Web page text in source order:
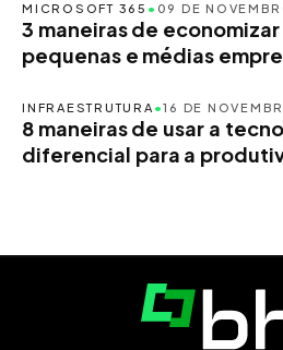
MICROSOFT 365 • 09 DE
3 maneiras de
pequenas e médias
INFRAESTRUTURA •16 DE
8 maneiras de usar a
diferencial para a